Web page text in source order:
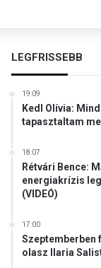
LEGFRISSEBB
19:09
Kedl Olívia:
tapasztaltam
18:07
Rétvári Bence:
energiakrízis
(VIDEÓ)
17:00
Szeptemberben
olasz Ilaria